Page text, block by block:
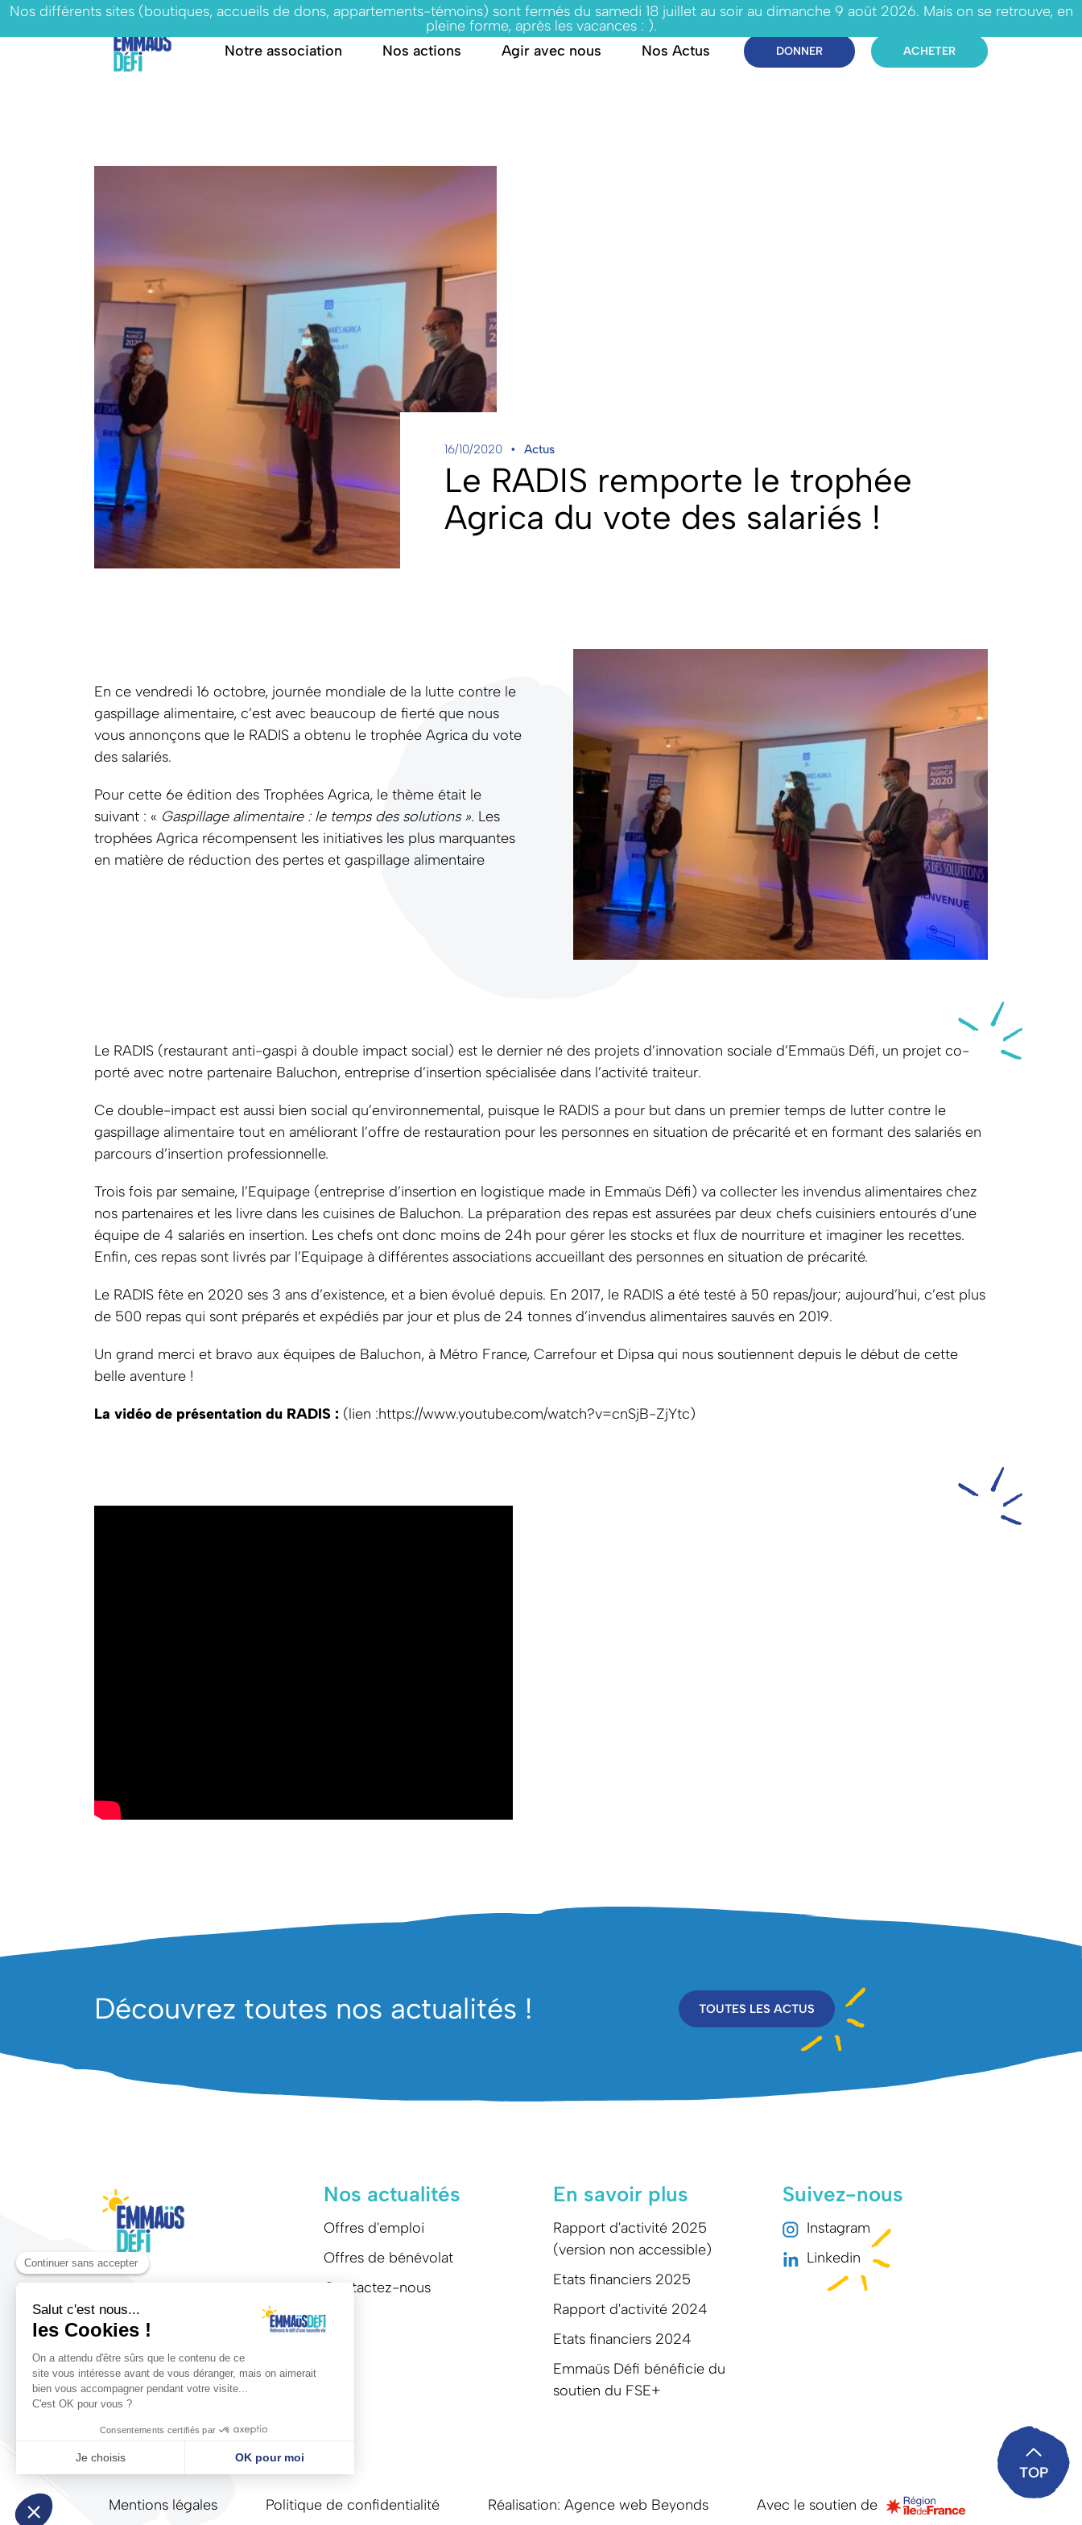
Nos différents sites (boutiques, accueils de dons, appartements-témoins) sont fermés du samedi 18 juillet au soir au dimanche 9 août 2026. Mais on se retrouve, en
pleine forme, après les vacances : ).
Notre association
Nos actions Agir avec nous Nos Actus DONNER ACHETER
16/10/2020 Actus
Le RADIS remporte le trophée
Agrica du vote des salariés !
En ce vendredi 16 octobre, journée mondiale de la lutte contre le
gaspillage alimentaire, c’est avec beaucoup de fierté que nous
vous annonçons que le RADIS a obtenu le trophée Agrica du vote
des salariés.
Pour cette 6e édition des Trophées Agrica, le thème était le
suivant : « Gaspillage alimentaire : le temps des solutions ». Les
trophées Agrica récompensent les initiatives les plus marquantes
en matière de réduction des pertes et gaspillage alimentaire
Le RADIS (restaurant anti-gaspi à double impact social) est le dernier né des projets d’innovation sociale d’Emmaüs Défi, un projet co-
porté avec notre partenaire Baluchon, entreprise d’insertion spécialisée dans l’activité traiteur.
Ce double-impact est aussi bien social qu’environnemental, puisque le RADIS a pour but dans un premier temps de lutter contre le
gaspillage alimentaire tout en améliorant l’offre de restauration pour les personnes en situation de précarité et en formant des salariés en
parcours d’insertion professionnelle.
Trois fois par semaine, l’Equipage (entreprise d’insertion en logistique made in Emmaüs Défi) va collecter les invendus alimentaires chez
nos partenaires et les livre dans les cuisines de Baluchon. La préparation des repas est assurées par deux chefs cuisiniers entourés d’une
équipe de 4 salariés en insertion. Les chefs ont donc moins de 24h pour gérer les stocks et flux de nourriture et imaginer les recettes.
Enfin, ces repas sont livrés par l’Equipage à différentes associations accueillant des personnes en situation de précarité.
Le RADIS fête en 2020 ses 3 ans d’existence, et a bien évolué depuis. En 2017, le RADIS a été testé à 50 repas/jour; aujourd’hui, c’est plus
de 500 repas qui sont préparés et expédiés par jour et plus de 24 tonnes d’invendus alimentaires sauvés en 2019.
Un grand merci et bravo aux équipes de Baluchon, à Métro France, Carrefour et Dipsa qui nous soutiennent depuis le début de cette
belle aventure !
La vidéo de présentation du RADIS : (lien :https://www.youtube.com/watch?v=cnSjB-ZjYtc)
Découvrez toutes nos actualités ! TOUTES LES ACTUS
Nos actualités
Offres d'emploi
Offres de bénévolat
Contactez-nous
En savoir plus
Rapport d'activité 2025
(version non accessible)
Etats financiers 2025
Rapport d'activité 2024
Etats financiers 2024
Emmaüs Défi bénéficie du
soutien du FSE+
Suivez-nous
Instagram
Linkedin
Mentions légales Politique de confidentialité Réalisation: Agence web Beyonds Avec le soutien de
TOP